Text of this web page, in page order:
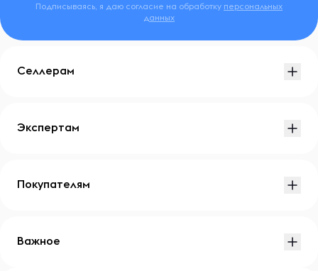
Подписываясь, я даю согласие на обработку персональных
данных
Селлерам
Экспертам
Покупателям
Важное